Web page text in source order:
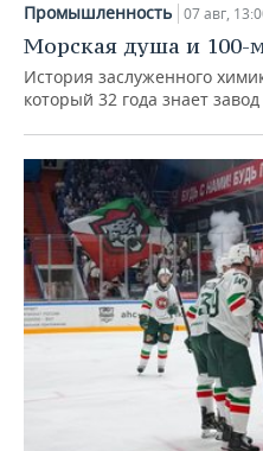
Промышленность 07 авг,
Морская душа и 100-
История заслуженного
который 32 года знает